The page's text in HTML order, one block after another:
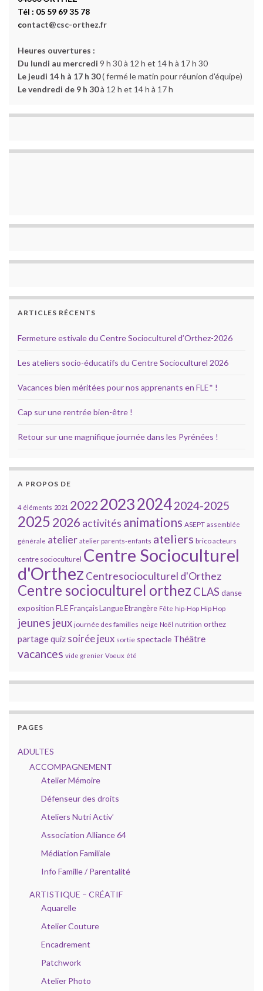
Tél : 05 59 69 35 78
contact@csc-orthez.fr
Heures ouvertures :
Du lundi au mercredi 9 h 30 à 12 h et 14 h à 17 h 30
Le jeudi 14 h à 17 h 30( fermé le matin pour réunion d'équipe)
Le vendredi de 9 h 30à 12 h et 14 h à 17 h
ARTICLES RÉCENTS
Fermeture estivale du Centre Socioculturel d’Orthez-2026
Les ateliers socio-éducatifs du Centre Socioculturel 2026
Vacances bien méritées pour nos apprenants en FLE* !
Cap sur une rentrée bien-être !
Retour sur une magnifique journée dans les Pyrénées !
A PROPOS DE
4 éléments 2021 2022202320242024-2025
20252026 activités animations ASEPT assemblée
générale atelier atelier parents-enfants ateliers brico acteurs
centre socioculturel Centre Socioculturel
d'Orthez Centresocioculturel d'Orthez
Centre socioculturel orthez CLAS danse
exposition FLE Français Langue Etrangère Fête hip-Hop Hip Hop
jeunes jeux journée des familles neige Noël nutrition orthez
partagequiz soirée jeux sortie spectacle Théâtre
vacances vide grenier Voeux été
PAGES
ADULTES
ACCOMPAGNEMENT
Atelier Mémoire
Défenseur des droits
Ateliers Nutri Activ’
Association Alliance 64
Médiation Familiale
Info Famille / Parentalité
ARTISTIQUE – CRÉATIF
Aquarelle
Atelier Couture
Encadrement
Patchwork
Atelier Photo